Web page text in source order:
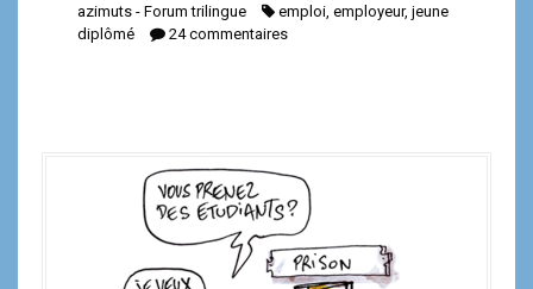
azimuts - Forum trilingue
emploi employeur, jeune
diplômé
24 commentaires